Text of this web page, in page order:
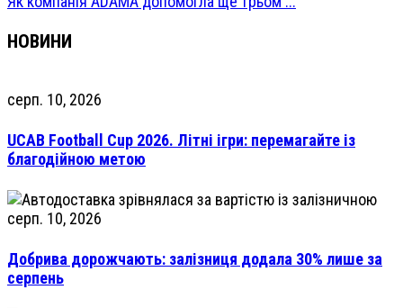
НОВИНИ
серп. 10, 2026
UCAB Football Cup 2026. Літні ігри: перемагайте із
благодійною метою
серп. 10, 2026
Добрива дорожчають: залізниця додала 30% лише за
серпень